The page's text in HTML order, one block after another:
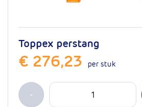
Toppex perstang
€ 276,23 per stuk
- Min 1
Aantal